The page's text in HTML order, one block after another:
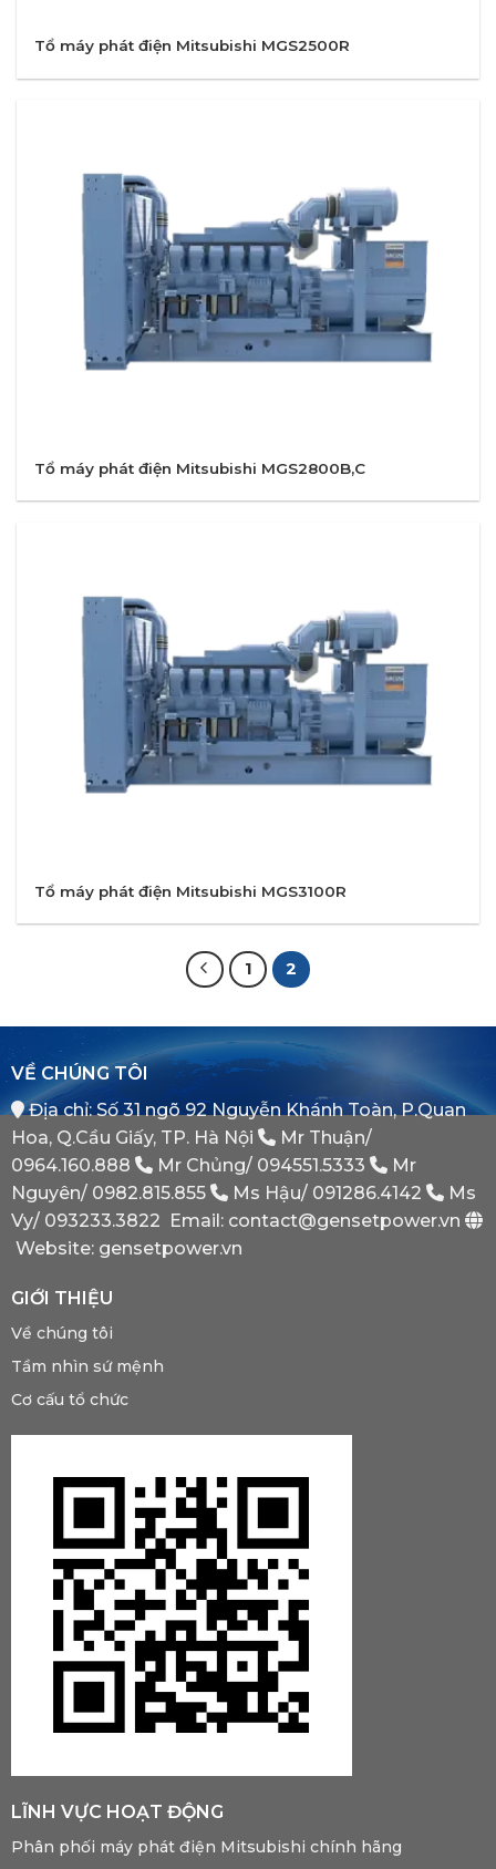
Tổ máy phát điện Mitsubishi MGS2500R
Tổ máy phát điện Mitsubishi MGS2800B,C
Tổ máy phát điện Mitsubishi MGS3100R
1 2
VỀ CHÚNG TÔI
Địa chỉ: Số 31 ngõ 92 Nguyễn Khánh Toàn, P.Quan
Hoa, Q.Cầu Giấy, TP. Hà Nội
Mr Thuận/
0964.160.888
Mr Chủng/ 094551.5333
Mr
Nguyên/ 0982.815.855 Ms Hậu/ 091286.4142
Ms
Vy/ 093233.3822
Email: contact@gensetpower.vn
Website: gensetpower.vn
GIỚI THIỆU
Về chúng tôi
Tầm nhìn sứ mệnh
Cơ cấu tổ chức
LĨNH VỰC HOẠT ĐỘNG
Phân phối máy phát điện Mitsubishi chính hãng